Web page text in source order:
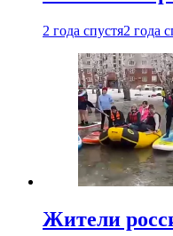
2 года спустя2 года
Жители